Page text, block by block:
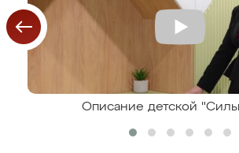
Описание детской